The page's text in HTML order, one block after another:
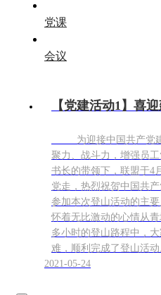
党课
会议
【党建活动1】喜
为迎接中国共产党建
聚力、战斗力，增强员
书长的带领下，联盟于4
党走，热烈祝贺中国共产
参加本次登山活动的主
怀着无比激动的心情从
多小时的登山路程中，
难，顺利完成了登山活动
2021-05-24